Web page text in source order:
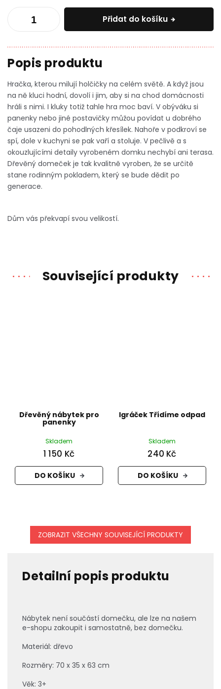
Přidat do košíku
Hračka, kterou milují holčičky na celém světě. A když jsou
na ně kluci hodní, dovolí i jim, aby si na chod domácnosti
hráli s nimi. I kluky totiž tahle hra moc baví. V obýváku si
panenky nebo jiné postavičky můžou povídat u dobrého
čaje usazeni do pohodlných křesílek. Nahoře v podkroví se
spí, dole v kuchyni se pak vaří a stoluje. V pečlivě a s
okouzlujícími detaily vyrobeném domku nechybí ani terasa.
Dřevěný domeček je tak kvalitně vyroben, že se určitě
stane rodinným pokladem, který se bude dědit po
generace.
Dům vás překvapí svou velikostí.
Související produkty
Dřevěný nábytek pro
panenky
Skladem
1 150 Kč
DO KOŠÍKU
Igráček Třídíme odpad
Skladem
240 Kč
DO KOŠÍKU
ZOBRAZIT VŠECHNY SOUVISEJÍCÍ PRODUKTY
Detailní popis produktu
Nábytek není součástí domečku, ale lze na našem
e-shopu zakoupit i samostatně, bez domečku.
Materiál: dřevo
Rozměry: 70 x 35 x 63 cm
Věk: 3+